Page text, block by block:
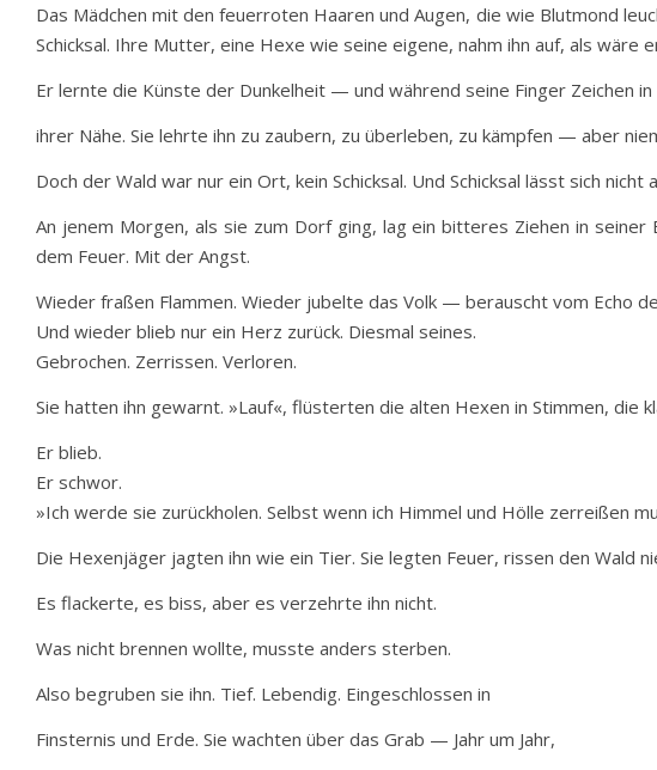
Das Mädchen mit den feuerroten Haaren und Augen, die wie Blutmond
Schicksal. Ihre Mutter, eine Hexe wie seine eigene, nahm ihn auf, als wäre
Er lernte die Künste der Dunkelheit — und während seine Finger Zeichen
ihrer Nähe. Sie lehrte ihn zu zaubern, zu überleben, zu kämpfen — aber
Doch der Wald war nur ein Ort, kein Schicksal. Und Schicksal lässt sich nicht
An jenem Morgen, als sie zum Dorf ging, lag ein bitteres Ziehen in
dem Feuer. Mit der Angst.
Wieder fraßen Flammen. Wieder jubelte das Volk — berauscht vom Echo
Und wieder blieb nur ein Herz zurück. Diesmal seines.
Gebrochen. Zerrissen. Verloren.
Sie hatten ihn gewarnt. »Lauf«, flüsterten die alten Hexen in Stimmen,
Er blieb.
Er schwor.
»Ich werde sie zurückholen. Selbst wenn ich Himmel und Hölle zerreißen
Die Hexenjäger jagten ihn wie ein Tier. Sie legten Feuer, rissen den Wald
Es flackerte, es biss, aber es verzehrte ihn nicht.
Was nicht brennen wollte, musste anders sterben.
Also begruben sie ihn. Tief. Lebendig. Eingeschlossen in
Finsternis und Erde. Sie wachten über das Grab — Jahr um Jahr,